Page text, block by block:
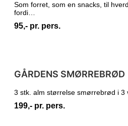
Som forret, som en snacks, til
fordi…
95,- pr. pers.
GÅRDENS SMØRREBRØD
3 stk. alm størrelse smørrebrød i 3
199,- pr. pers.